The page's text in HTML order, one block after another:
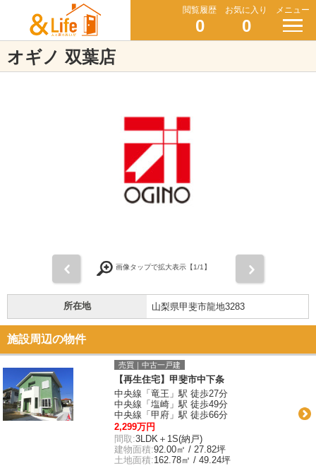
閲覧履歴
0
お気に入り
0
メニュー
オギノ 双葉店
画像タップで拡大表示【1/1】
所在地 山梨県甲斐市龍地3283
施設周辺の物件
売買｜中古一戸建
【再生住宅】甲斐市中下条
中央線「竜王」駅 徒歩27分
中央線「塩崎」駅 徒歩49分
中央線「甲府」駅 徒歩66分
2,299万円
間取:3LDK＋1S(納戸)
建物面積:92.00㎡ / 27.82坪
土地面積:162.78㎡ / 49.24坪